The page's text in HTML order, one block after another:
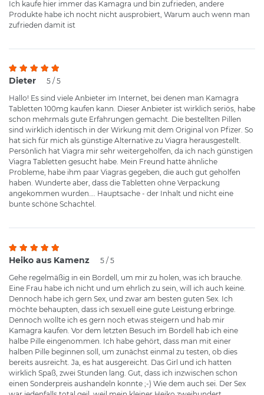
Ich kaufe hier immer das Kamagra und bin zufrieden, andere
Produkte habe ich nocht nicht ausprobiert, Warum auch wenn man
zufrieden damit ist
Dieter
5 / 5
Hallo! Es sind viele Anbieter im Internet, bei denen man Kamagra
Tabletten 100mg kaufen kann. Dieser Anbieter ist wirklich seriös, habe
schon mehrmals gute Erfahrungen gemacht. Die bestellten Pillen
sind wirklich identisch in der Wirkung mit dem Original von Pfizer. So
hat sich für mich als günstige Alternative zu Viagra herausgestellt.
Persönlich hat Viagra mir sehr weitergeholfen, da ich nach günstigen
Viagra Tabletten gesucht habe. Mein Freund hatte ähnliche
Probleme, habe ihm paar Viagras gegeben, die auch gut geholfen
haben. Wunderte aber, dass die Tabletten ohne Verpackung
angekommen wurden…. Hauptsache - der Inhalt und nicht eine
bunte schöne Schachtel.
Heiko aus Kamenz
5 / 5
Gehe regelmäßig in ein Bordell, um mir zu holen, was ich brauche.
Eine Frau habe ich nicht und um ehrlich zu sein, will ich auch keine.
Dennoch habe ich gern Sex, und zwar am besten guten Sex. Ich
möchte behaupten, dass ich sexuell eine gute Leistung erbringe.
Dennoch wollte ich es gern noch etwas steigern und hab mir
Kamagra kaufen. Vor dem letzten Besuch im Bordell hab ich eine
halbe Pille eingenommen. Ich habe gehört, dass man mit einer
halben Pille beginnen soll, um zunächst einmal zu testen, ob dies
bereits ausreicht. Ja, es hat ausgereicht. Das Girl und ich hatten
wirklich Spaß, zwei Stunden lang. Gut, dass ich inzwischen schon
einen Sonderpreis aushandeln konnte ;-) Wie dem auch sei. Der Sex